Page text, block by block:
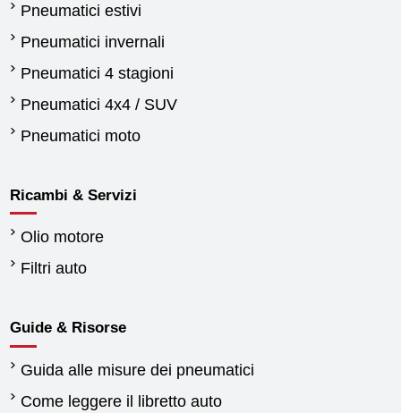
Pneumatici estivi
Pneumatici invernali
Pneumatici 4 stagioni
Pneumatici 4x4 / SUV
Pneumatici moto
Ricambi & Servizi
Olio motore
Filtri auto
Guide & Risorse
Guida alle misure dei pneumatici
Come leggere il libretto auto